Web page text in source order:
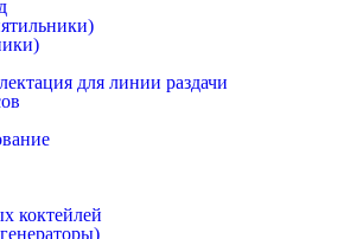
для линии раздачи
коктейлей